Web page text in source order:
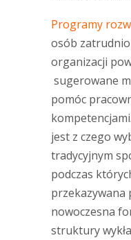
Programy
osób
organizacji
sugerowane
pomóc
jest z czego
tradycyjnym
podczas
przekazywana
nowoczesna
struktury